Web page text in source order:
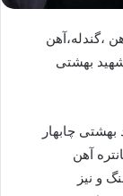
،گندله،آهن
بهشتی
بهشتی چابهار
آهن
و نیز